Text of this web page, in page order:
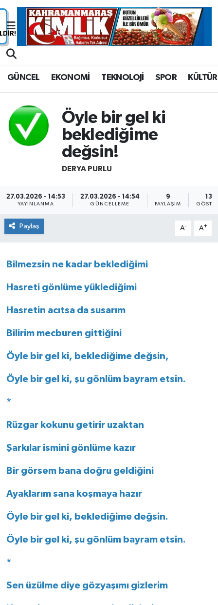
GÜNCEL EKONOMİ TEKNOLOJİ SPOR KÜLTÜR
Öyle bir gel ki
beklediğime
değsin!
DERYA PURLU
27.03.2026 - 14:53
YAYINLANMA
27.03.2026 - 14:54
GÜNCELLEME
9
PAYLAŞIM
139
Paylaş A- A+
Bilmezsin ne kadar beklediğimi
Hasreti gönlüme yüklediğimi
Hasretin acıtsa da susarım
Bilirim mecburen gittiğini
Öyle bir gel ki, beklediğime değsin,
Öyle bir gel ki, şu gönlüm bayram etsin.
*
Rüzgar kokunu getirir uzaktan
Şarkılar ismini gönlüme kazır
Bir görsem bana doğru geldiğini
Ayaklarım sana koşmaya hazır
Öyle bir gel ki, beklediğime değsin.
Öyle bir gel ki, şu gönlüm bayram etsin.
*
Sen üzülme diye gözyaşımı gizlerim
Nöbetçi Eczaneler
Trafik Durumu
Süper Lig Puan Durumu ve Fikstür
Tüm Manşetler